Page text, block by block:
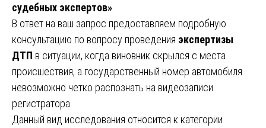
судебных экспертов»
В ответ на ваш запрос предоставляем подробную
консультацию по вопросу проведения экспертизы
ДТП в ситуации, когда виновник скрылся с места
происшествия, а государственный номер автомобиля
невозможно четко распознать на видеозаписи
регистратора.
Данный вид исследования относится к категории